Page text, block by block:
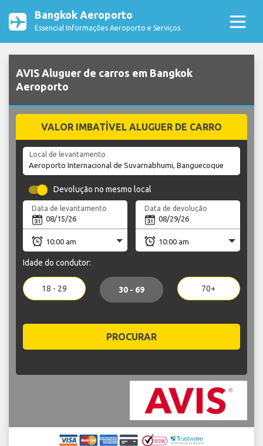
Bangkok Aeroporto
Essencial Informações Aeroporto e Serviços
AVIS Aluguer de carros em Bangkok
Aeroporto
VALOR IMBATÍVEL ALUGUER DE CARRO
Local de levantamento
Devolução no mesmo local
Data de levantamento Data de devolução
Idade do condutor:
18 - 29 30 - 69 70+
PROCURAR